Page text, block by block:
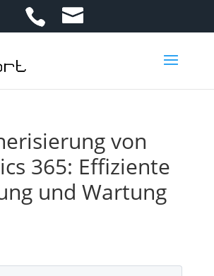
von
365: Effiziente
und Wartung